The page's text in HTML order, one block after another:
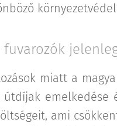
fuvarozók
miatt a
útdíjak emelkedése
ami